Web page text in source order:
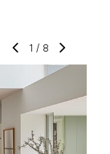
1 / 8